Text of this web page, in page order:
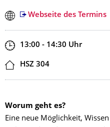
Webseite des Termins
Zeit
13:00 - 14:30 Uhr
Ort
HSZ 304
Worum geht es?
Eine neue Möglichkeit,